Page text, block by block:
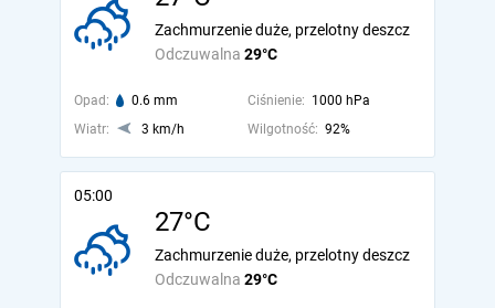
Odczuwalna 29°C
Zachmurzenie duże, przelotny deszcz
Opad: 0.6 mm Ciśnienie: 1000 hPa
Wiatr:
3 km/h Wilgotność: 92%
05:00
27°C
Odczuwalna 29°C
Zachmurzenie duże, przelotny deszcz